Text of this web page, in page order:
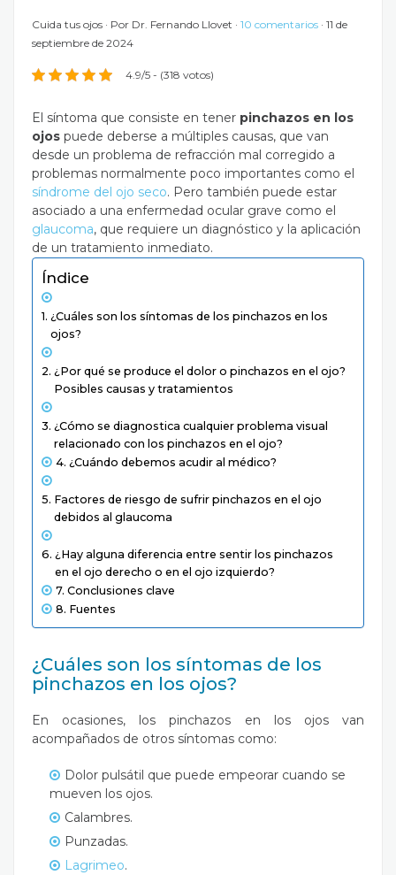
Cuida tus ojos Por Dr. Fernando Llovet 10 comentarios 11 de
septiembre de 2024
4.9/5 - (318 votos)
El síntoma que consiste en tener pinchazos en los
ojos puede deberse a múltiples causas, que van
desde un problema de refracción mal corregido a
problemas normalmente poco importantes como el
síndrome del ojo seco. Pero también puede estar
asociado a una enfermedad ocular grave como el
glaucoma, que requiere un diagnóstico y la aplicación
de un tratamiento inmediato.
Índice
¿Cuáles son los síntomas de los pinchazos en los
ojos?
¿Por qué se produce el dolor o pinchazos en el ojo?
Posibles causas y tratamientos
¿Cómo se diagnostica cualquier problema visual
relacionado con los pinchazos en el ojo?
¿Cuándo debemos acudir al médico?
Factores de riesgo de sufrir pinchazos en el ojo
debidos al glaucoma
¿Hay alguna diferencia entre sentir los pinchazos
en el ojo derecho o en el ojo izquierdo?
Conclusiones clave
Fuentes
¿Cuáles son los síntomas de los
pinchazos en los ojos?
En ocasiones, los pinchazos en los ojos van
acompañados de otros síntomas como:
Dolor pulsátil que puede empeorar cuando se
mueven los ojos.
Calambres.
Punzadas.
Lagrimeo.